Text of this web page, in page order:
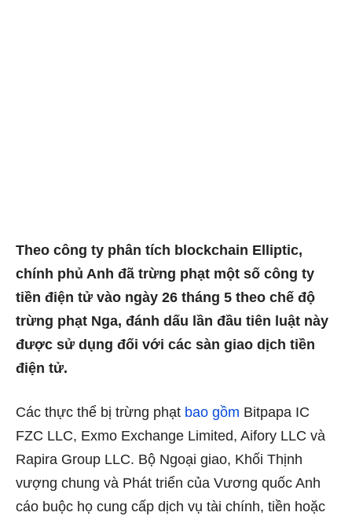
Theo công ty phân tích blockchain Elliptic,
chính phủ Anh đã trừng phạt một số công ty
tiền điện tử vào ngày 26 tháng 5 theo chế độ
trừng phạt Nga, đánh dấu lần đầu tiên luật này
được sử dụng đối với các sàn giao dịch tiền
điện tử.
Các thực thể bị trừng phạt bao gồm Bitpapa IC
FZC LLC, Exmo Exchange Limited, Aifory LLC và
Rapira Group LLC. Bộ Ngoại giao, Khối Thịnh
vượng chung và Phát triển của Vương quốc Anh
cáo buộc họ cung cấp dịch vụ tài chính, tiền hoặc